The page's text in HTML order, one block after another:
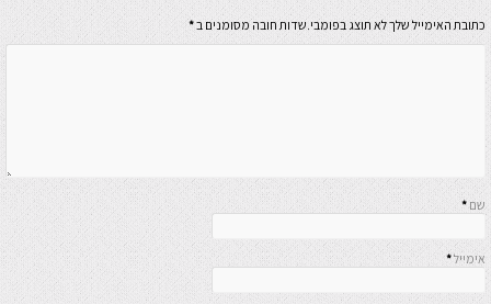
כתובת האימייל שלך לא תוצג בפומבי.שדות חובה מסומנים ב*
שם *
אימייל*